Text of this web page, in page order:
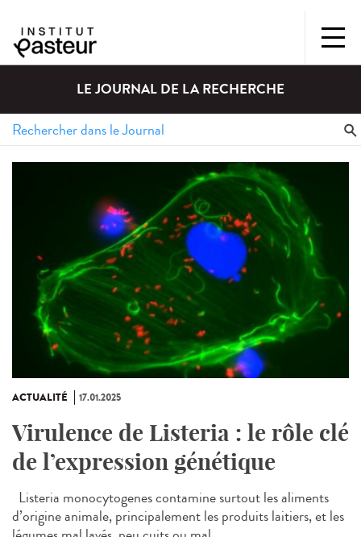
LE JOURNAL DE LA RECHERCHE
ACTUALITÉ 17.01.2025
Virulence de Listeria : le rôle clé
de l’expression génétique
Listeria monocytogenes contamine surtout les aliments
d’origine animale, principalement les produits laitiers, et les